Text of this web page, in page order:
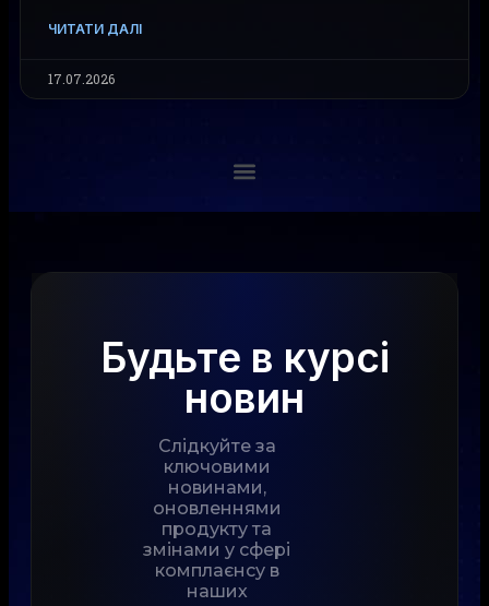
ЧИТАТИ ДАЛІ
17.07.2026
Будьте в курсі
новин
Слідкуйте за
ключовими
новинами,
оновленнями
продукту та
змінами у сфері
комплаєнсу в
наших